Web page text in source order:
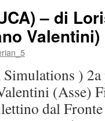
– di
Valentini)
)
(Asse)
dal